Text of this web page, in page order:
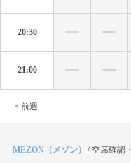
20:30
21:00
< 前週
MEZON（メゾン） / 空席確認